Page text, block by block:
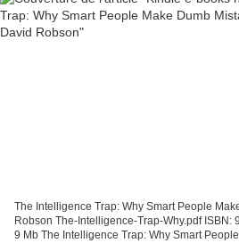
The Intelligence Trap: Why Smart People
Robson The-Intelligence-Trap-Why.pdf ISBN:
9 Mb The Intelligence Trap: Why Smart